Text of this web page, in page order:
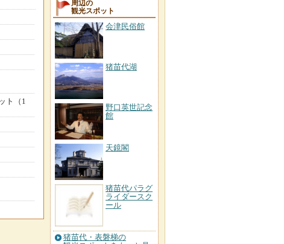
ト（1
周辺の
観光スポット
会津民俗館
猪苗代湖
野口英世記念
館
天鏡閣
猪苗代パラグ
ライダースク
ール
猪苗代・表磐梯の